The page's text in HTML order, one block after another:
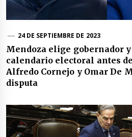
24 DE SEPTIEMBRE DE 2023
Mendoza elige gobernador
calendario electoral antes
Alfredo Cornejo y Omar De
disputa